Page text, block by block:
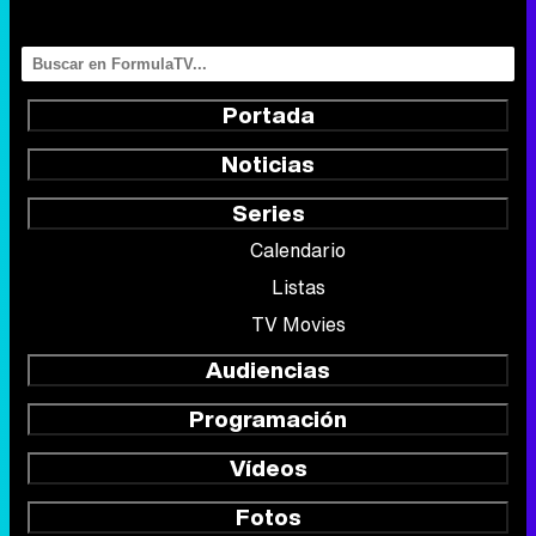
Portada
Noticias
Series
Calendario
Listas
TV Movies
Audiencias
Programación
Vídeos
Fotos